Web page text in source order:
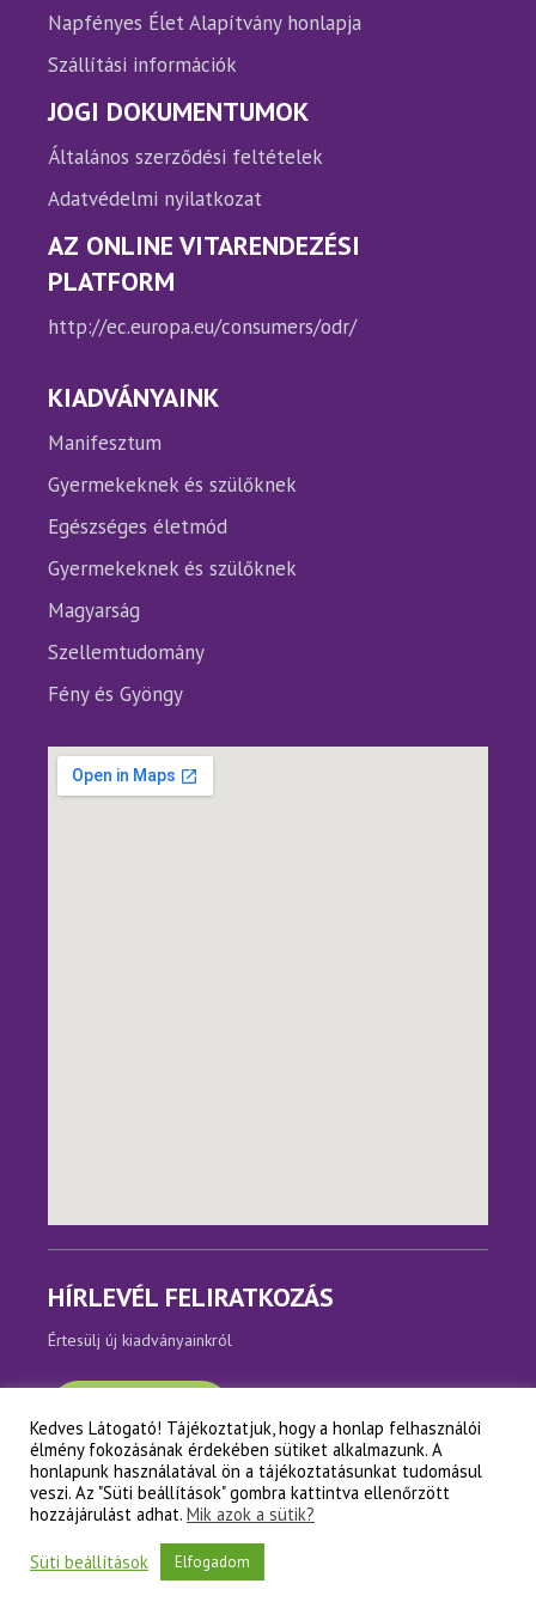
Napfényes Élet Alapítvány honlapja
Szállítási információk
JOGI DOKUMENTUMOK
Általános szerződési feltételek
Adatvédelmi nyilatkozat
AZ ONLINE VITARENDEZÉSI
PLATFORM
http://ec.europa.eu/consumers/odr/
KIADVÁNYAINK
Manifesztum
Gyermekeknek és szülőknek
Egészséges életmód
Gyermekeknek és szülőknek
Magyarság
Szellemtudomány
Fény és Gyöngy
HÍRLEVÉL FELIRATKOZÁS
Értesülj új kiadványainkról
Copyright © Napfényes Élet Alapítvány
Kedves Látogató! Tájékoztatjuk, hogy a honlap felhasználói
élmény fokozásának érdekében sütiket alkalmazunk. A
honlapunk használatával ön a tájékoztatásunkat tudomásul
veszi. Az "Süti beállítások" gombra kattintva ellenőrzött
hozzájárulást adhat. Mik azok a sütik?
Süti beállítások Elfogadom